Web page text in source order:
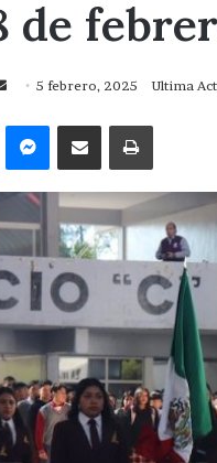
de
Send
email
5 febrero, 2025 Ultima
MessengerCompartir via CorreoImprimir